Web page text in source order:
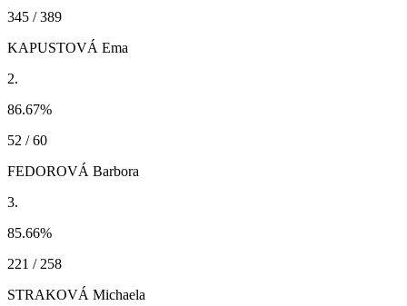
345 / 389
KAPUSTOVÁ Ema
2.
86.67%
52 / 60
FEDOROVÁ Barbora
3.
85.66%
221 / 258
STRAKOVÁ Michaela